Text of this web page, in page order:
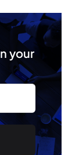
your